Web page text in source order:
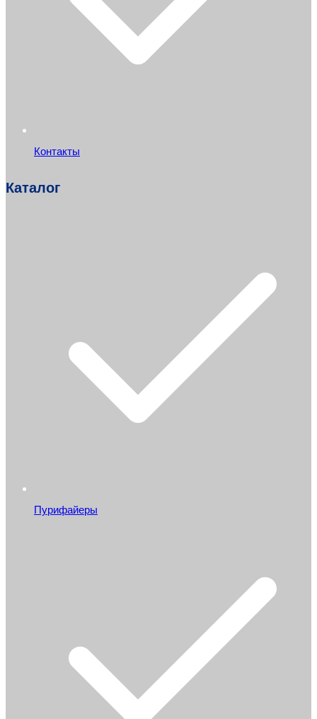
Контакты
Каталог
Пурифайеры